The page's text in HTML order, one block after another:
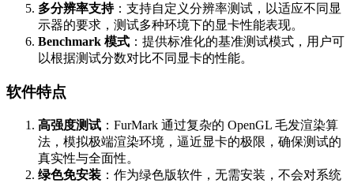
多分辨率支持：支持自定义分辨率测试，以适应不同显
示器的要求，测试多种环境下的显卡性能表现。
Benchmark 模式 ：提供标准化的基准测试模式，用户可
以根据测试分数对比不同显卡的性能。
软件特点
高强度测试 ：FurMark 通过复杂的 OpenGL 毛发渲染算
法，模拟极端渲染环境，逼近显卡的极限，确保测试的
真实性与全面性。
绿色免安装 ：作为绿色版软件，无需安装，不会对系统